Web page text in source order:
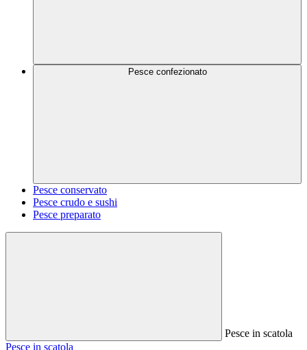
Pesce confezionato
Pesce conservato
Pesce crudo e sushi
Pesce preparato
Pesce in scatola
Pesce in scatola